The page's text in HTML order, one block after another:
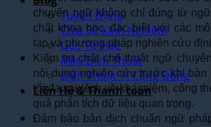
Tuyển Dụng
Chia Sẻ Kinh Nghiệm
Góc Tự Học
Mẫu Dịch Thuật
Dịch Thuật Vì Cộng Đồng
Liên Hệ & Thanh toán
chuyển ngữ không chỉ đúng từ
chất khoa học, đặc biệt với các
tạp và phương pháp nghiên cứu
Kiểm tra chặt chẽ thuật ngữ
nội dung nghiên cứu trước khi bàn
tối đa sai lệch về khái niệm, công
quả phân tích dữ liệu quan trọng.
Đảm bảo bản dịch chuẩn ngữ